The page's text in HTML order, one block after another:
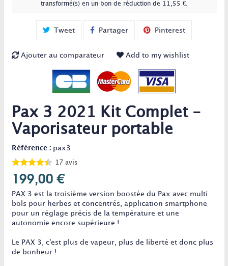
transformé(s) en un bon de réduction de 11,55 €.
Tweet Partager Pinterest
Ajouter au comparateur Add to my wishlist
Pax 3 2021 Kit Complet -
Vaporisateur portable
Référence : pax3
17 avis
199,00 €
PAX 3 est la troisième version boostée du Pax avec multi
bols pour herbes et concentrés, application smartphone
pour un réglage précis de la température et une
autonomie encore supérieure !
Le PAX 3, c'est plus de vapeur, plus de liberté et donc plus
de bonheur !